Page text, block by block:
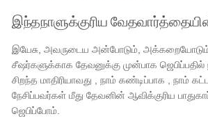
இந்தநாளுக்குரிய
இயேசு, அவருடைய அன்போடும்,
சீஷர்களுக்காக தேவனுக்கு முன்பாக
சிறந்த மாதிரியாவது , நாம் கண்டிப்பாக , நாம்
நேசிப்பவர்கள் மீது தேவனின் ஆவிக்குரிய
ஜெபிப்போம்.